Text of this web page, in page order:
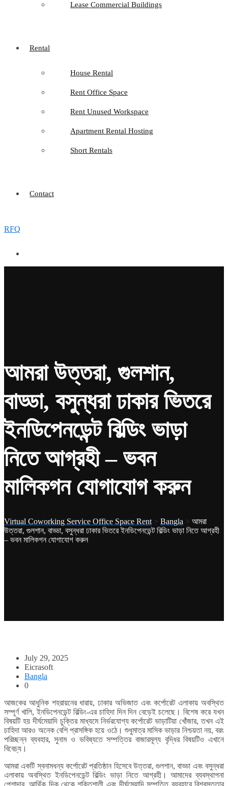
Lease Commercial Buildings
Rental
House Rental
Rent Office Space
Rent Unused Workspace
Apartment Rental Hosting
Short Rentals
Contact
RFQ
আমরা উত্তরা, গুলশান,
বাড্ডা, বসুন্ধরা ঢাকার ভিতরে
ইনডিপেনডেন্ট বিল্ডিং ভাড়া
নিতে আগ্রহী – ভবন
মালিকগন যোগাযোগ করুন
Virtual Coworking Service Office Space Rent > Bangla > আমরা
উত্তরা, গুলশান, বাড্ডা, বসুন্ধরা ঢাকার ভিতরে ইনডিপেনডেন্ট বিল্ডিং ভাড়া নিতে আগ্রহী
– ভবন মালিকগন যোগাযোগ করুন
July 29, 2025
Eicrasoft
Bangla
0
আজকের আধুনিক শহরায়নের ধারায়, ঢাকার অভিজাত এবং কর্পোরেট এলাকায় অবস্থিত
সম্পূর্ণ খালি, ইনডিপেনডেন্ট বিল্ডিং-এর চাহিদা দিন দিন বেড়েই চলেছে। বিশেষ করে যখন
বিষয়টি হয় দীর্ঘমেয়াদি চুক্তির মাধ্যমে নির্ভরযোগ্য কর্পোরেট ভাড়াটিয়া খোঁজার, তখন এই
চাহিদা আরও অনেক বেশি প্রাসঙ্গিক হয়ে ওঠে। শুধুমাত্র মাসিক ভাড়ার নিশ্চয়তা নয়, বরং
পরিচ্ছন্ন ব্যবহার, সুনাম ও ভবিষ্যতে সম্পত্তির বাজারমূল্য বৃদ্ধির বিষয়টিও এখানে
বিবেচ্য।
আমরা একটি স্বনামধন্য কর্পোরেট প্রতিষ্ঠান হিসেবে উত্তরা, গুলশান, বাড্ডা এবং বসুন্ধরা
এলাকায় অবস্থিত ইনডিপেনডেন্ট বিল্ডিং ভাড়া নিতে আগ্রহী। আমাদের ব্যবস্থাপনা
পেশাদার, আর্থিক দিক থেকে শক্তিশালী এবং দীর্ঘমেয়াদি সম্পত্তি ব্যবহারে বিশ্বস্ততার